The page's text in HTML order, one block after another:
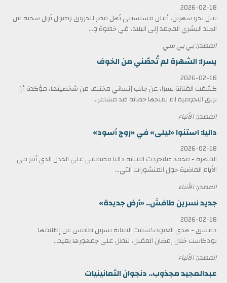
2026-02-18
قبل نحو شهرين، أعلن مستشفى أهل مصر للحروق وصول أول شحنة من
الجلد البشري المجمد إلى البلاد، في خطوة و...
المصدر: بي بي سي
يسرا: الشهرة لم تُحصّني من الخوف
2026-02-18
كشفت الفنانة يسرا، عن جانب إنساني مختلف من شخصيتها، مؤكدة أن
بريق النجومية لم يمنحها حصانة ضد مشاعر...
المصدر: الأنباء
داليا: استنوا «ليلى» في «روج أسود»
2026-02-18
القاهرة - محمد صلاحردت الفنانة داليا مصطفى على الجدل الذي أثير في
الأيام الماضية حول المنشورات التي...
المصدر: الأنباء
جديد نسرين طافش.. «أرض جديدة»
2026-02-18
دمشق - هدى العبودكشفت الفنانة نسرين طافش عن إطلاقها
بودكاست خلال رمضان المقبل، لتطل على جمهورها بعيد...
المصدر: الأنباء
عبدالمجيد مجذوب.. دنجوان الثمانينيات